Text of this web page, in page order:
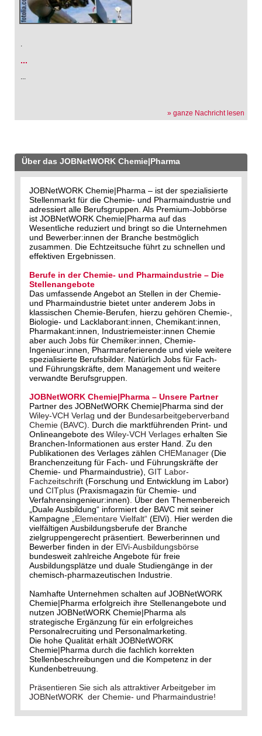
.
...
...
» ganze Nachricht lesen
Über das JOBNetWORK Chemie|Pharma
JOBNetWORK Chemie|Pharma – ist der spezialisierte
Stellenmarkt für die Chemie- und Pharmaindustrie und
adressiert alle Berufsgruppen. Als Premium-Jobbörse
ist JOBNetWORK Chemie|Pharma auf das
Wesentliche reduziert und bringt so die Unternehmen
und Bewerber:innen der Branche bestmöglich
zusammen. Die Echtzeitsuche führt zu schnellen und
effektiven Ergebnissen.
Berufe in der Chemie- und Pharmaindustrie – Die
Stellenangebote
Das umfassende Angebot an Stellen in der Chemie-
und Pharmaindustrie bietet unter anderem Jobs in
klassischen Chemie-Berufen, hierzu gehören Chemie-,
Biologie- und Lacklaborant:innen, Chemikant:innen,
Pharmakant:innen, Industriemeister:innen Chemie
aber auch Jobs für Chemiker:innen, Chemie-
Ingenieur:innen, Pharmareferierende und viele weitere
spezialisierte Berufsbilder. Natürlich Jobs für Fach-
und Führungskräfte, dem Management und weitere
verwandte Berufsgruppen.
JOBNetWORK Chemie|Pharma – Unsere Partner
Partner des JOBNetWORK Chemie|Pharma sind der
Wiley-VCH Verlag und der Bundesarbeitgeberverband
Chemie (BAVC). Durch die marktführenden Print- und
Onlineangebote des Wiley-VCH Verlages erhalten Sie
Branchen-Informationen aus erster Hand. Zu den
Publikationen des Verlages zählen CHEManager (Die
Branchenzeitung für Fach- und Führungskräfte der
Chemie- und Pharmaindustrie), GIT Labor-
Fachzeitschrift (Forschung und Entwicklung im Labor)
und CITplus (Praxismagazin für Chemie- und
Verfahrensingenieur:innen). Über den Themenbereich
„Duale Ausbildung“ informiert der BAVC mit seiner
Kampagne „Elementare Vielfalt“ (ElVi). Hier werden die
vielfältigen Ausbildungsberufe der Branche
zielgruppengerecht präsentiert. Bewerberinnen und
Bewerber finden in der ElVi-Ausbildungsbörse
bundesweit zahlreiche Angebote für freie
Ausbildungsplätze und duale Studiengänge in der
chemisch-pharmazeutischen Industrie.
Namhafte Unternehmen schalten auf JOBNetWORK
Chemie|Pharma erfolgreich ihre Stellenangebote und
nutzen JOBNetWORK Chemie|Pharma als
strategische Ergänzung für ein erfolgreiches
Personalrecruiting und Personalmarketing.
Die hohe Qualität erhält JOBNetWORK
Chemie|Pharma durch die fachlich korrekten
Stellenbeschreibungen und die Kompetenz in der
Kundenbetreuung.
Präsentieren Sie sich als attraktiver Arbeitgeber im
JOBNetWORK der Chemie- und Pharmaindustrie!